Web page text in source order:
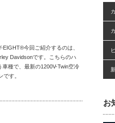
今回ご紹介するのは、
Davidsonです。こちらのハ
種で、最新の1200V-Twin空冷
す。
お